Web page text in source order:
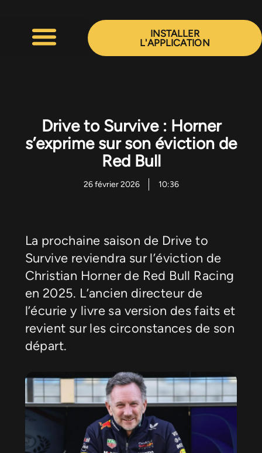
INSTALLER
L'APPLICATION
Drive to Survive : Horner
s’exprime sur son éviction de
Red Bull
26 février 2026 10:36
La prochaine saison de Drive to
Survive reviendra sur l’éviction de
Christian Horner de Red Bull Racing
en 2025. L’ancien directeur de
l’écurie y livre sa version des faits et
revient sur les circonstances de son
départ.